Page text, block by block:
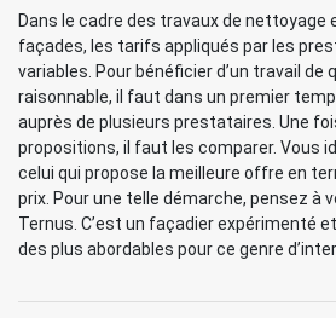
Dans le cadre des travaux de nettoyage
façades, les tarifs appliqués par les
variables. Pour bénéficier d’un travail de
raisonnable, il faut dans un premier
auprès de plusieurs prestataires. Une
propositions, il faut les comparer. Vous
celui qui propose la meilleure offre en
prix. Pour une telle démarche, pensez à
Ternus. C’est un façadier expérimenté
des plus abordables pour ce genre